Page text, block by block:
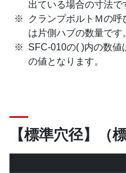
出ている場合の寸法で
クランプボルトＭの
は片側ハブの数量です
SFC-010の( )内の数
の値となります。
【標準穴径】（標